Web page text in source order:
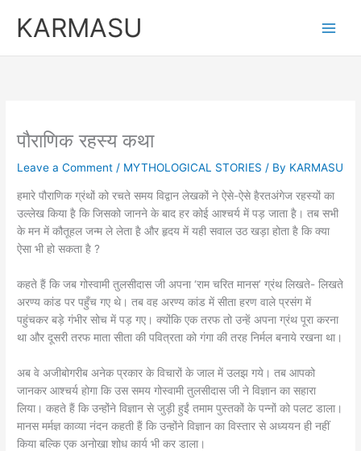
KARMASU
पौराणिक रहस्य कथा
Leave a Comment / MYTHOLOGICAL STORIES / By KARMASU
हमारे पौराणिक ग्रंथों को रचते समय विद्वान लेखकों ने ऐसे-ऐसे हैरतअंगेज रहस्यों का
उल्लेख किया है़ कि जिसको जानने के बाद हर कोई आश्चर्य में पड़ जाता है़। तब सभी
के मन में कौतूहल जन्म ले लेता है़ और हृदय में यही सवाल उठ खड़ा होता है कि क्या
ऐसा भी हो सकता है ?
कहते हैं कि जब गोस्वामी तुलसीदास जी अपना ‘राम चरित मानस’ ग्रंथ लिखते- लिखते
अरण्य कांड पर पहुँच गए थे। तब वह अरण्य कांड में सीता हरण वाले प्रसंग में
पहुंचकर बड़े गंभीर सोच में पड़ गए। क्योंकि एक तरफ तो उन्हें अपना ग्रंथ पूरा करना
था और दूसरी तरफ माता सीता की पवित्रता को गंगा की तरह निर्मल बनाये रखना था।
अब वे अजीबोगरीब अनेक प्रकार के विचारों के जाल में उलझ गये। तब आपको
जानकर आश्चर्य होगा कि उस समय गोस्वामी तुलसीदास जी ने विज्ञान का सहारा
लिया। कहते हैं कि उन्होंने विज्ञान से जुड़ी हुईं तमाम पुस्तकों के पन्नों को पलट डाला।
मानस मर्मज्ञ काव्या नंदन कहती हैं कि उन्होंने विज्ञान का विस्तार से अध्ययन ही नहीं
किया बल्कि एक अनोखा शोध कार्य भी कर डाला।